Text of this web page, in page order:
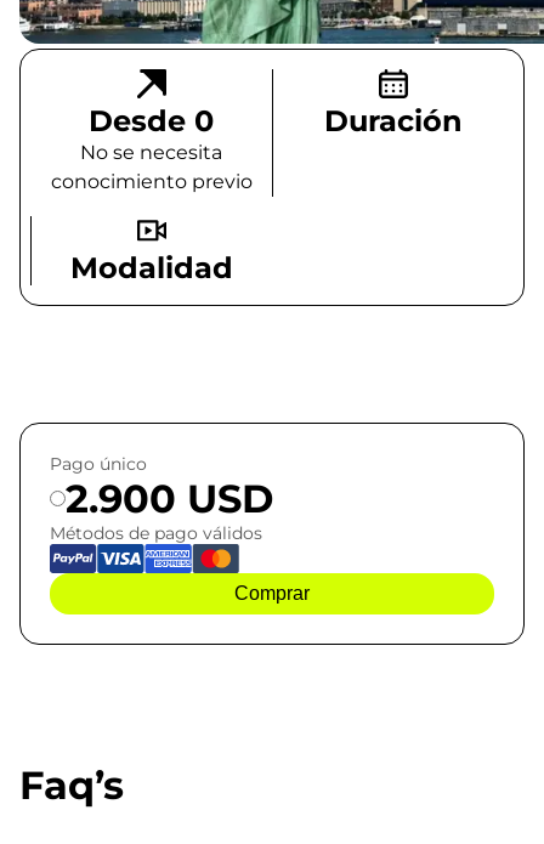
Desde 0
No se necesita
conocimiento previo
Duración
Modalidad
Pago único
2.900 USD
Métodos de pago válidos
Comprar
Faq’s